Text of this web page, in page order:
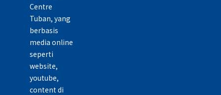
Centre
Tuban, yang
berbasis
media online
seperti
website,
youtube,
content di